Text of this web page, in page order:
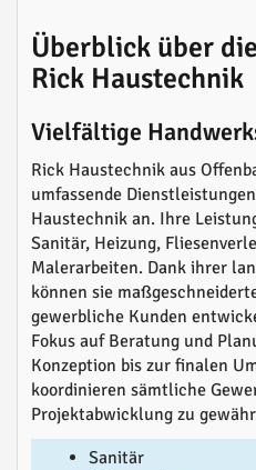
Überblick über
Rick Haustechnik
Vielfältige
Rick Haustechnik aus
umfassende
Haustechnik an. Ihre
Sanitär, Heizung,
Malerarbeiten. Dank ihrer
können sie
gewerbliche Kunden
Fokus auf Beratung und
Konzeption bis zur finalen
koordinieren sämtliche
Projektabwicklung zu
Sanitär